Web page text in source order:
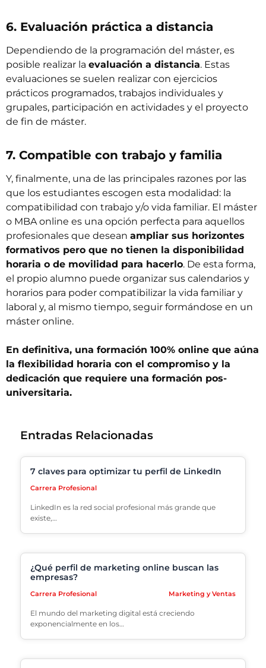
6. Evaluación práctica a distancia
Dependiendo de la programación del máster, es
posible realizar la evaluación a distancia. Estas
evaluaciones se suelen realizar con ejercicios
prácticos programados, trabajos individuales y
grupales, participación en actividades y el proyecto
de fin de máster.
7. Compatible con trabajo y familia
Y, finalmente, una de las principales razones por las
que los estudiantes escogen esta modalidad: la
compatibilidad con trabajo y/o vida familiar. El máster
o MBA online es una opción perfecta para aquellos
profesionales que desean ampliar sus horizontes
formativos pero que no tienen la disponibilidad
horaria o de movilidad para hacerlo. De esta forma,
el propio alumno puede organizar sus calendarios y
horarios para poder compatibilizar la vida familiar y
laboral y, al mismo tiempo, seguir formándose en un
máster online.
En definitiva, una formación 100% online que aúna
la flexibilidad horaria con el compromiso y la
dedicación que requiere una formación pos-
universitaria.
Entradas Relacionadas
7 claves para optimizar tu perfil de LinkedIn
Carrera Profesional
LinkedIn es la red social profesional más grande que
existe,…
¿Qué perfil de marketing online buscan las
empresas?
Carrera Profesional Marketing y Ventas
El mundo del marketing digital está creciendo
exponencialmente en los…